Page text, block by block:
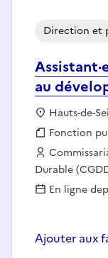
au
Direction et
Hauts-de-
Fonction
Fonction
Employeur :
Durable
En ligne
Ajouter aux